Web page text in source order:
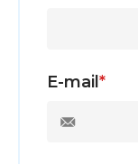
E-mail *